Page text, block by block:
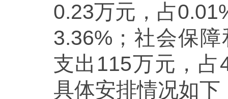
0.23万元，占
3.36%；社会保
支出115万元，占
具体安排情况如下